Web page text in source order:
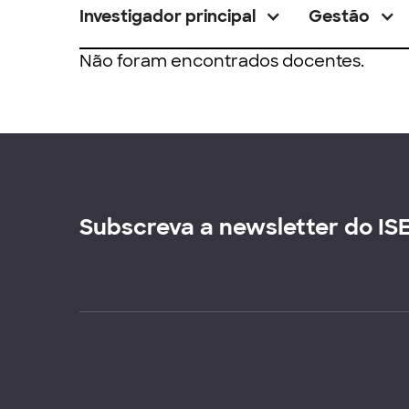
Investigador principal Gestão
Não foram encontrados docentes.
Subscreva a newsletter do